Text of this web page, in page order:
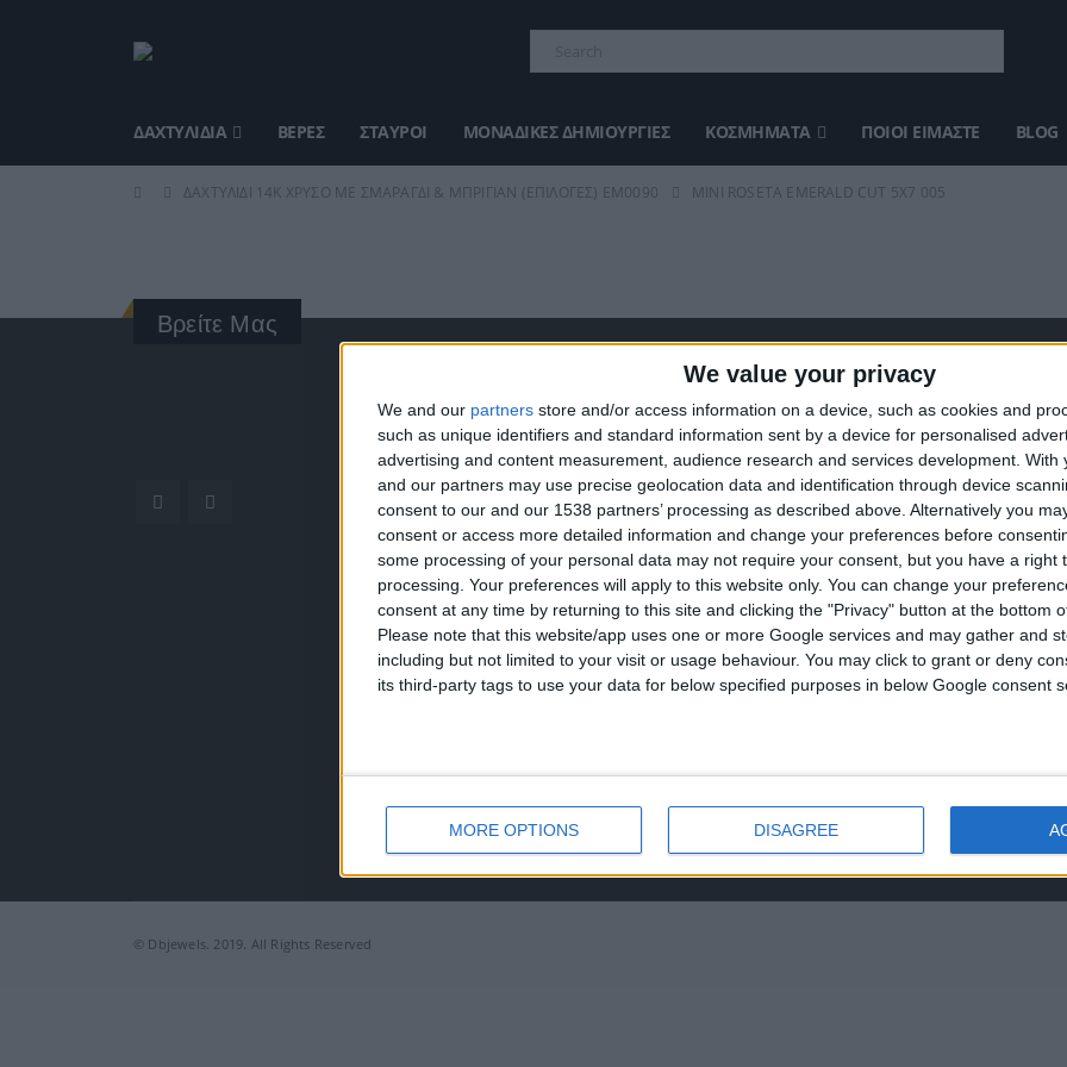
We value your privacy
We and our partners store and/or access information on a device, such as cookies and
such as unique identifiers and standard information sent by a device for personalised
advertising and content measurement, audience research and services development. With
and our partners may use precise geolocation data and identification through device
consent to our and our 1538 partners’ processing as described above. Alternatively you
consent or access more detailed information and change your preferences before
some processing of your personal data may not require your consent, but you have a right
processing. Your preferences will apply to this website only. You can change your
consent at any time by returning to this site and clicking the "Privacy" button at the bottom
Please note that this website/app uses one or more Google services and may gather and
including but not limited to your visit or usage behaviour. You may click to grant or deny
its third-party tags to use your data for below specified purposes in below Google consent
MORE OPTIONS DISAGREE
ΔΑΧΤΥΛΊΔΙΑ ΒΈΡΕΣ ΣΤΑΥΡΟΊ ΜΟΝΑΔΙΚΈΣ ΔΗΜΙΟΥΡΓΊΕΣ ΚΟΣΜΉΜΑΤΑ ΠΟΙΟΙ ΕΊΜΑΣΤΕ BLOG
ΔΑΧΤΥΛΊΔΙ 14Κ ΧΡΥΣΟ ΜΕ ΣΜΑΡΆΓΔΙ & ΜΠΡΙΓΙΆΝ (ΕΠΙΛΟΓΈΣ) ΕΜ0090 MINI ROSETA EMERALD CUT 5X7 005
Βρείτε Μας
ΓΝΩΡΊΣΤΕ ΜΑΣ
Κατασκευάζουμε κοσμήματα υψηλής
ποιότητας από το 1960
Διεύθυνση:
Ερμού 18 (1ος όροφος), Αθήνα, Ελλάδα
Τηλέφωνο:
+30 210-3237494
EMAIL:
dbjewels@otenet.gr
ΤΕΛΕΥΤΑΊΑ ΠΡΟΪΌΝΤΑ
0out of 5
434.00
price
€434.00.
€372.00
0out of 5
€843.20
RECENT PRODUCTS
© Dbjewels. 2019. All Rights Reserved